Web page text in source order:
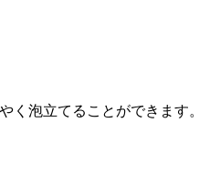
く泡立てることができます。